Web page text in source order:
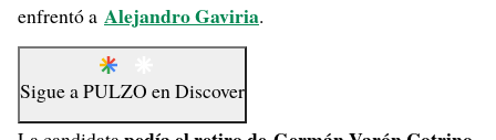
enfrentó a Alejandro Gaviria.
Sigue aPULZO enDiscover